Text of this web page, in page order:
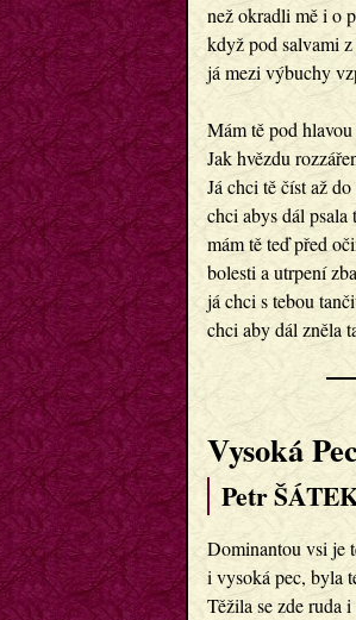
než okradli mě i o
když pod salvami
já mezi výbuchy
Mám tě pod
Jak hvězdu
Já chci tě číst až
chci abys dál psala
mám tě teď před
bolesti a utrpení
já chci s tebou
chci aby dál zněla
Vysoká
Petr
Dominantou vsi je
i vysoká pec, byla
Těžila se zde ruda